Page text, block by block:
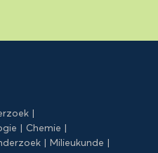
Chemie
Milieukunde